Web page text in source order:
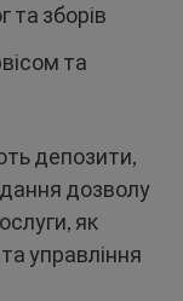
зборів
та
депозити,
дозволу
як
управління